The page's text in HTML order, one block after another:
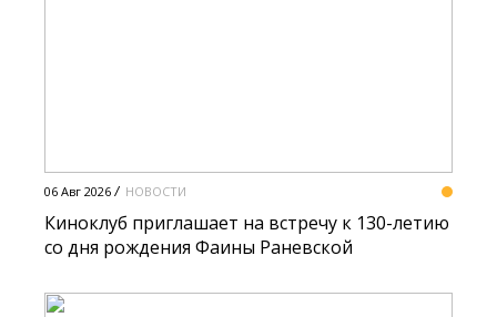
06 Авг 2026 НОВОСТИ
Киноклуб приглашает на встречу к 130-летию
со дня рождения Фаины Раневской